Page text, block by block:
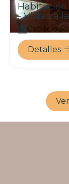
- Vistas a
Detalles